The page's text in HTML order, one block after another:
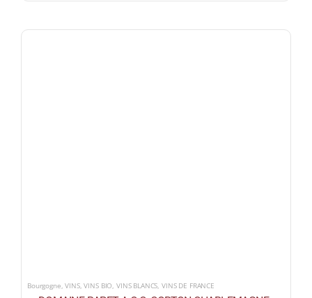
Bourgogne,VINS,VINS BIO, VINS BLANCS,VINS DE FRANCE